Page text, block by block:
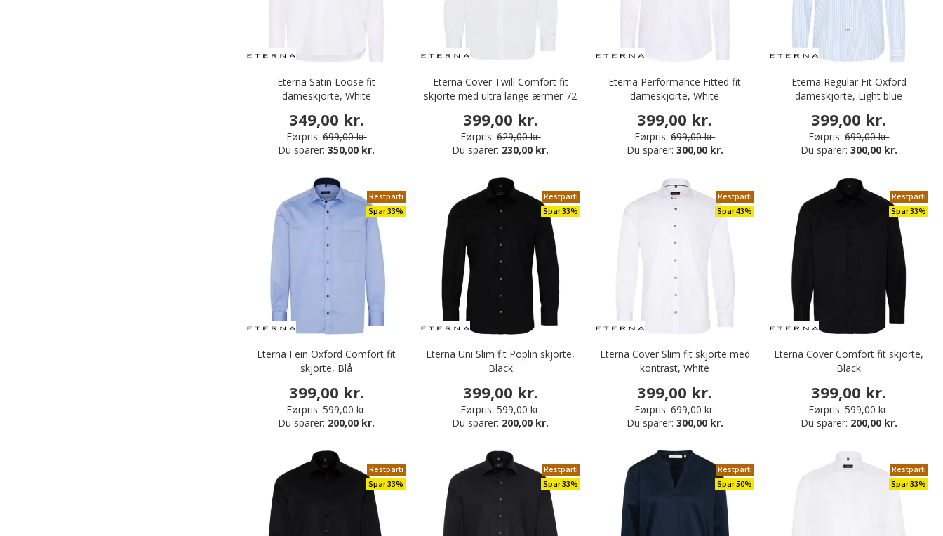
Eterna Satin Loose fit
dameskjorte, White
349,00 kr.
Førpris: 699,00 kr.
Du sparer:350,00 kr.
Eterna Cover Twill Comfort fit
skjorte med ultra lange ærmer 72
399,00 kr.
Førpris: 629,00 kr.
Du sparer: 230,00 kr.
Eterna Performance Fitted fit
dameskjorte, White
399,00 kr.
Førpris: 699,00 kr.
Du sparer: 300,00 kr.
Eterna Regular Fit Oxford
dameskjorte, Light blue
399,00 kr.
Førpris: 699,00 kr.
Du sparer: 300,00 kr.
Restparti
Spar 33%
Eterna Fein Oxford Comfort fit
skjorte, Blå
399,00 kr.
Førpris: 599,00 kr.
Du sparer: 200,00 kr.
Restparti
Spar 33%
Eterna Uni Slim fit Poplin skjorte,
Black
399,00 kr.
Førpris: 599,00 kr.
Du sparer: 200,00 kr.
Restparti
Spar 43%
Eterna Cover Slim fit skjorte med
kontrast, White
399,00 kr.
Førpris: 699,00 kr.
Du sparer: 300,00 kr.
Restparti
Spar 33%
Eterna Cover Comfort fit skjorte,
Black
399,00 kr.
Førpris: 599,00 kr.
Du sparer: 200,00 kr.
Restparti
Spar 33%
Restparti
Spar 33%
Restparti
Spar 50%
Restparti
Spar 33%